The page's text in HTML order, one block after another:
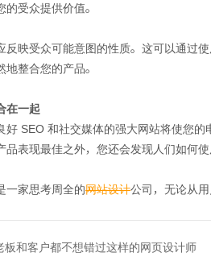
的受众提供价值。
反映受众可能意图的性质。这可以通过
地整合您的产品。
在一起
好 SEO 和社交媒体的强大网站将使您
品表现最佳之外，您还会发现人们如何
一家思考周全的网站设计公司，无论从
板和客户都不想错过这样的网页设计师